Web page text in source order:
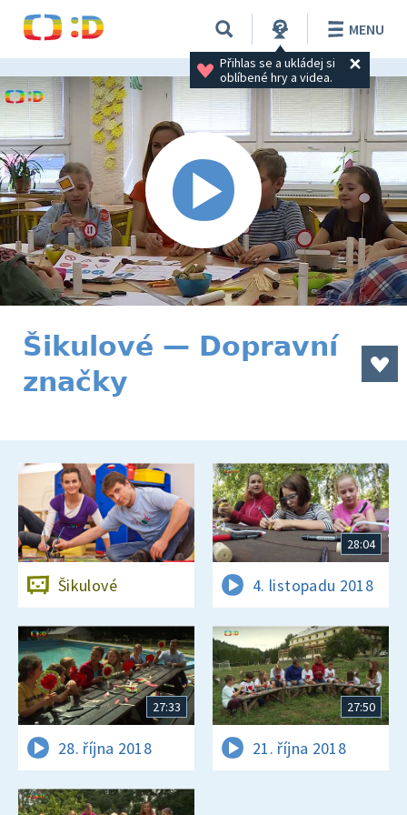
Přihlas se a ukládej si
oblíbené hry a videa.
MENU
Šikulové — Dopravní
značky
Šikulové
28:04
4. listopadu 2018
27:33
28. října 2018
27:50
21. října 2018